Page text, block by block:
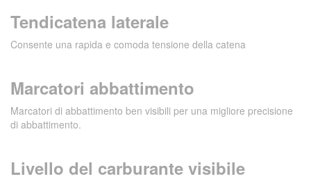
Tendicatena laterale
Consente una rapida e comoda tensione della catena
Marcatori abbattimento
Marcatori di abbattimento ben visibili per una migliore precisione
di abbattimento.
Livello del carburante visibile